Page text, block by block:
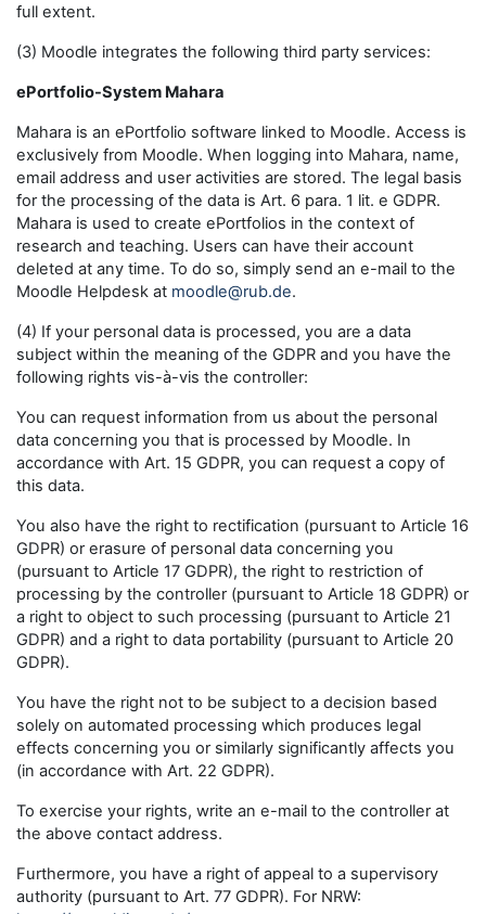
full extent.
(3) Moodle integrates the following third party services:
ePortfolio-System Mahara
Mahara is an ePortfolio software linked to Moodle. Access is
exclusively from Moodle. When logging into Mahara, name,
email address and user activities are stored. The legal basis
for the processing of the data is Art. 6 para. 1 lit. e GDPR.
Mahara is used to create ePortfolios in the context of
research and teaching. Users can have their account
deleted at any time. To do so, simply send an e-mail to the
Moodle Helpdesk at moodle@rub.de.
(4) If your personal data is processed, you are a data
subject within the meaning of the GDPR and you have the
following rights vis-à-vis the controller:
You can request information from us about the personal
data concerning you that is processed by Moodle. In
accordance with Art. 15 GDPR, you can request a copy of
this data.
You also have the right to rectification (pursuant to Article 16
GDPR) or erasure of personal data concerning you
(pursuant to Article 17 GDPR), the right to restriction of
processing by the controller (pursuant to Article 18 GDPR) or
a right to object to such processing (pursuant to Article 21
GDPR) and a right to data portability (pursuant to Article 20
GDPR).
You have the right not to be subject to a decision based
solely on automated processing which produces legal
effects concerning you or similarly significantly affects you
(in accordance with Art. 22 GDPR).
To exercise your rights, write an e-mail to the controller at
the above contact address.
Furthermore, you have a right of appeal to a supervisory
authority (pursuant to Art. 77 GDPR). For NRW: